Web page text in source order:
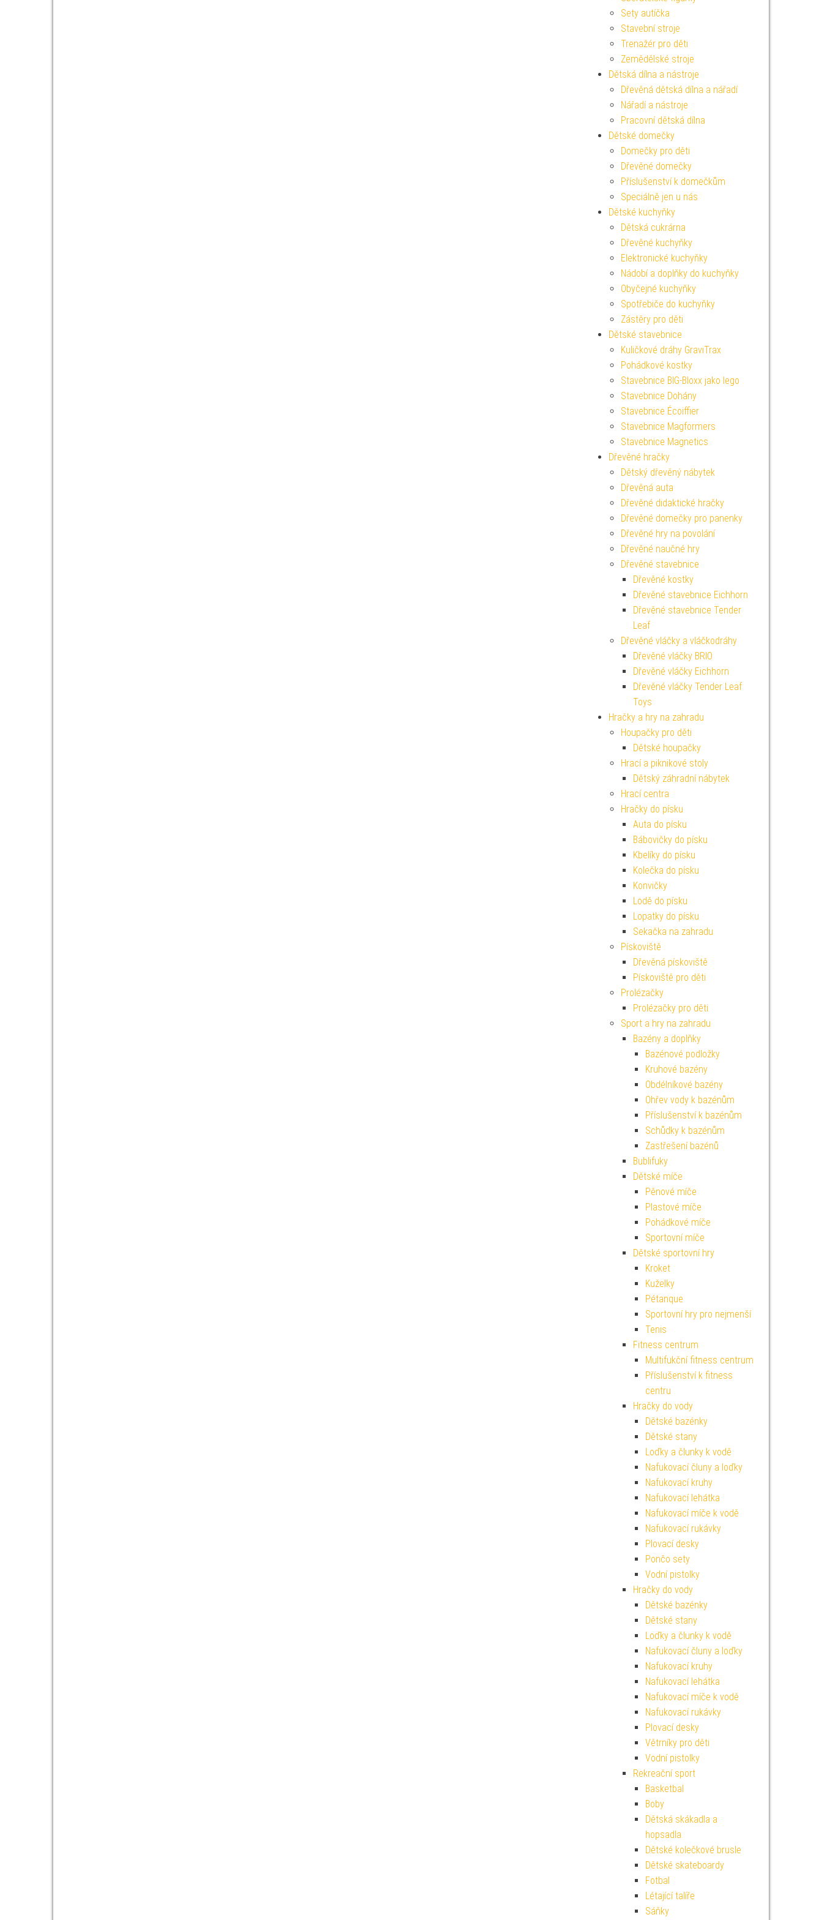
Sety autíčka
Stavební stroje
Trenažér pro děti
Zemědělské stroje
Dětská dílna a nástroje
Dřevěná dětská dílna a nářadí
Nářadí a nástroje
Pracovní dětská dílna
Dětské domečky
Domečky pro děti
Dřevěné domečky
Příslušenství k domečkům
Speciálně jen u nás
Dětské kuchyňky
Dětská cukrárna
Dřevěné kuchyňky
Elektronické kuchyňky
Nádobí a doplňky do kuchyňky
Obyčejné kuchyňky
Spotřebiče do kuchyňky
Zástěry pro děti
Dětské stavebnice
Kuličkové dráhy GraviTrax
Pohádkové kostky
Stavebnice BIG-Bloxx jako lego
Stavebnice Dohány
Stavebnice Écoiffier
Stavebnice Magformers
Stavebnice Magnetics
Dřevěné hračky
Dětský dřevěný nábytek
Dřevěná auta
Dřevěné didaktické hračky
Dřevěné domečky pro panenky
Dřevěné hry na povolání
Dřevěné naučné hry
Dřevěné stavebnice
Dřevěné kostky
Dřevěné stavebnice Eichhorn
Dřevěné stavebnice Tender
Leaf
Dřevěné vláčky a vláčkodráhy
Dřevěné vláčky BRIO
Dřevěné vláčky Eichhorn
Dřevěné vláčky Tender Leaf
Toys
Hračky a hry na zahradu
Houpačky pro děti
Dětské houpačky
Hrací a piknikové stoly
Dětský záhradní nábytek
Hrací centra
Hračky do písku
Auta do písku
Bábovičky do písku
Kbelíky do písku
Kolečka do písku
Konvičky
Lodě do písku
Lopatky do písku
Sekačka na zahradu
Pískoviště
Dřevěná pískoviště
Pískoviště pro děti
Prolézačky
Prolézačky pro děti
Sport a hry na zahradu
Bazény a doplňky
Bazénové podložky
Kruhové bazény
Obdélníkové bazény
Ohřev vody k bazénům
Příslušenství k bazénům
Schůdky k bazénům
Zastřešení bazénů
Bublifuky
Dětské míče
Pěnové míče
Plastové míče
Pohádkové míče
Sportovní míče
Dětské sportovní hry
Kroket
Kuželky
Pétanque
Sportovní hry pro nejmenší
Tenis
Fitness centrum
Multifukční fitness centrum
Příslušenství k fitness
centru
Hračky do vody
Dětské bazénky
Dětské stany
Loďky a člunky k vodě
Nafukovací čluny a loďky
Nafukovací kruhy
Nafukovací lehátka
Nafukovací míče k vodě
Nafukovací rukávky
Plovací desky
Pončo sety
Vodní pistolky
Hračky do vody
Dětské bazénky
Dětské stany
Loďky a člunky k vodě
Nafukovací čluny a loďky
Nafukovací kruhy
Nafukovací lehátka
Nafukovací míče k vodě
Nafukovací rukávky
Plovací desky
Větrníky pro děti
Vodní pistolky
Rekreační sport
Basketbal
Boby
Dětská skákadla a
hopsadla
Dětské kolečkové brusle
Dětské skateboardy
Fotbal
Létající talíře
Sáňky